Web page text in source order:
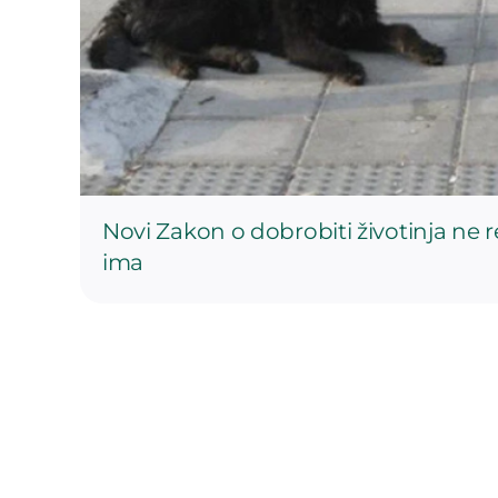
Novi Zakon o dobrobiti životinja ne
ima